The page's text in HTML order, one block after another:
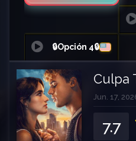
🔒Opción 4🔒
Culpa
Jun. 17,
7.7